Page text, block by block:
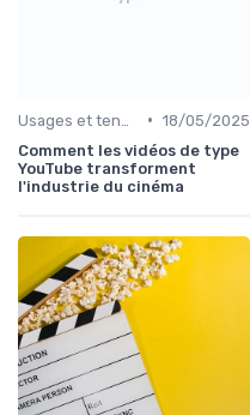
• 18/05/2025
Comment les vidéos de type
YouTube transforment
l'industrie du cinéma